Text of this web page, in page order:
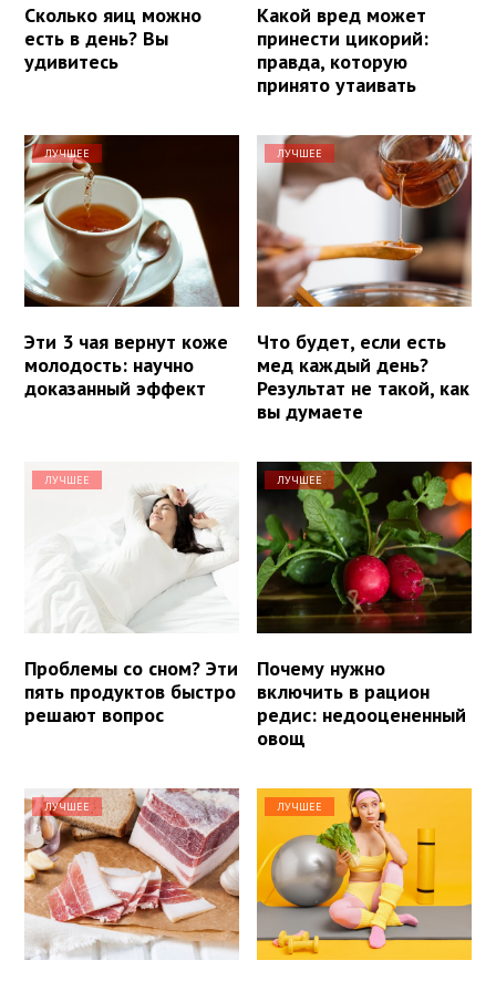
Сколько яиц можно
есть в день? Вы
удивитесь
Какой вред может
принести цикорий:
правда, которую
принято утаивать
ЛУЧШЕЕ
Эти 3 чая вернут коже
молодость: научно
доказанный эффект
ЛУЧШЕЕ
Что будет, если есть
мед каждый день?
Результат не такой, как
вы думаете
ЛУЧШЕЕ
Проблемы со сном? Эти
пять продуктов быстро
решают вопрос
ЛУЧШЕЕ
Почему нужно
включить в рацион
редис: недооцененный
овощ
ЛУЧШЕЕ ЛУЧШЕЕ